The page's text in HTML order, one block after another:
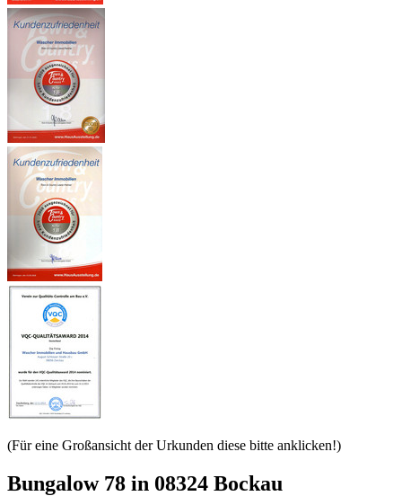
(Für eine Großansicht der Urkunden diese bitte anklicken!)
Bungalow 78 in 08324 Bockau